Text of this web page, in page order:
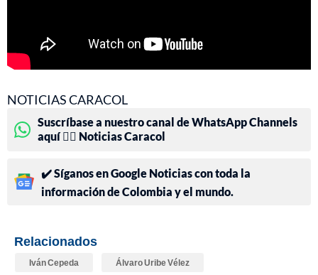
NOTICIAS CARACOL
Suscríbase a nuestro canal de WhatsApp Channels
aquí 👉🏻 Noticias Caracol
✔️ Síganos en Google Noticias con toda la
información de Colombia y el mundo.
Relacionados
Iván Cepeda Álvaro Uribe Vélez